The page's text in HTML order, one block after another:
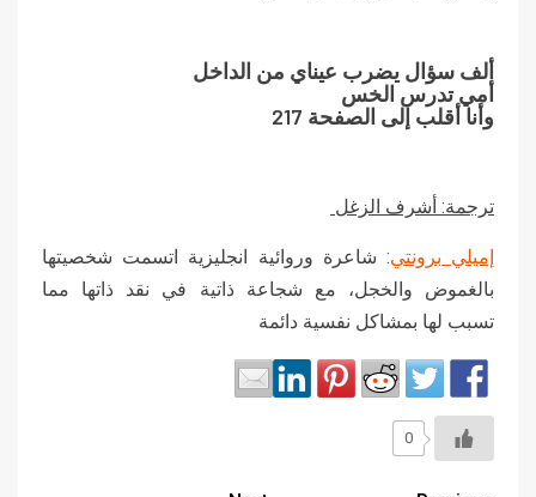
ألف سؤال يضرب عيناي من الداخل
أمي تدرس الخس
وأنا أقلب إلى الصفحة 217
ترجمة: أشرف الزغل
إميلي برونتي: شاعرة وروائية انجليزية اتسمت شخصيتها
بالغموض والخجل، مع شجاعة ذاتية في نقد ذاتها مما
تسبب لها بمشاكل نفسية دائمة
0